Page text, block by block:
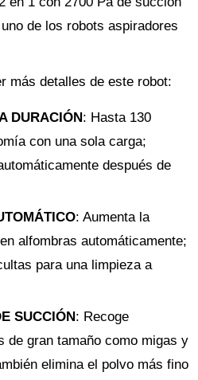
de los robots aspiradores
más detalles de este robot:
DURACIÓN: Hasta 130
con una sola carga;
después de
: Aumenta la
alfombras automáticamente;
para una limpieza a
SUCCIÓN: Recoge
de gran tamaño como migas y
elimina el polvo más fino